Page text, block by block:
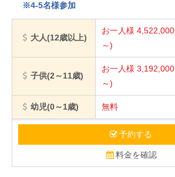
※4-5名様参加
大人(12歳以上)
お一人様 4,522,000
～)
子供(2～11歳)
お一人様 3,192,000
～)
幼児(0～1歳) 無料
予約する
料金を確認